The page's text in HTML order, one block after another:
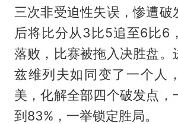
三次非受迫性失误，惨遭破
后将比分从3比5追至6比6
落败，比赛被拖入决胜盘。
兹维列夫如同变了一个人
美，化解全部四个破发点，
到83%，一举锁定胜局。